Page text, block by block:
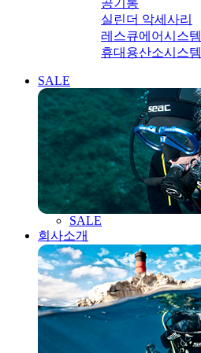
공기통
실린더 악세사리
레스큐에어시스템
휴대용산소시스템
SALE
SALE
회사소개